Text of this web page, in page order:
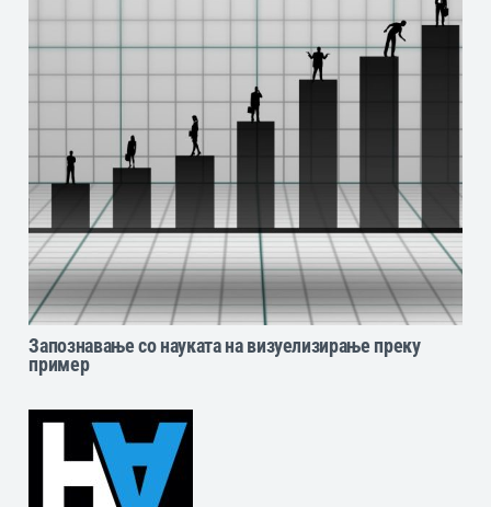
Запознавање со науката на визуелизирање преку
пример